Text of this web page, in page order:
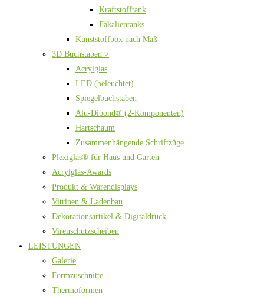
Kraftstofftank
Fäkalientanks
Kunststoffbox nach Maß
3D Buchstaben >
Acrylglas
LED (beleuchtet)
Spiegelbuchstaben
Alu-Dibond® (2-Komponenten)
Hartschaum
Zusammenhängende Schriftzüge
Plexiglas® für Haus und Garten
Acrylglas-Awards
Produkt & Warendisplays
Vitrinen & Ladenbau
Dekorationsartikel & Digitaldruck
Virenschutzscheiben
LEISTUNGEN
Galerie
Formzuschnitte
Thermoformen